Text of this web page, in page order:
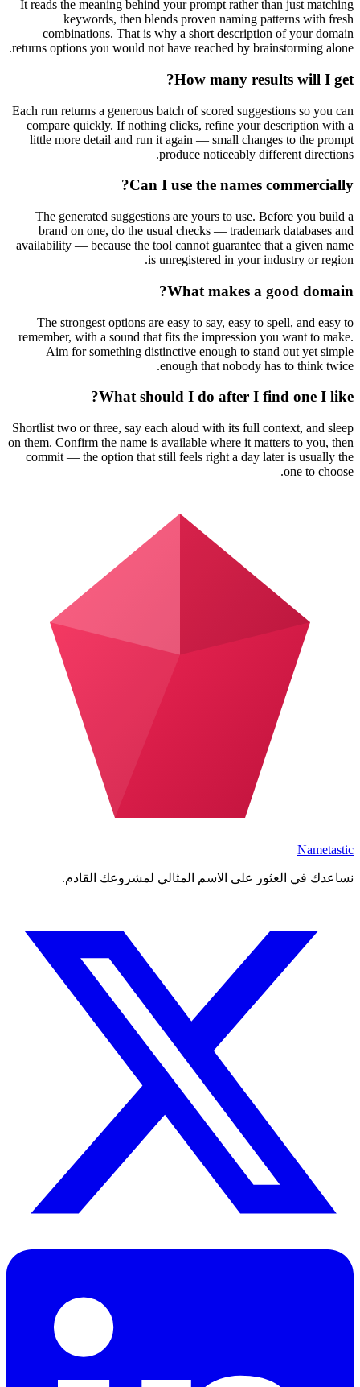
It reads the meaning behind your prompt rather than just matching
keywords, then blends proven naming patterns with fresh
combinations. That is why a short description of your domain
returns options you would not have reached by brainstorming alone.
How many results will I get?
Each run returns a generous batch of scored suggestions so you can
compare quickly. If nothing clicks, refine your description with a
little more detail and run it again — small changes to the prompt
produce noticeably different directions.
Can I use the names commercially?
The generated suggestions are yours to use. Before you build a
brand on one, do the usual checks — trademark databases and
availability — because the tool cannot guarantee that a given name
is unregistered in your industry or region.
What makes a good domain?
The strongest options are easy to say, easy to spell, and easy to
remember, with a sound that fits the impression you want to make.
Aim for something distinctive enough to stand out yet simple
enough that nobody has to think twice.
What should I do after I find one I like?
Shortlist two or three, say each aloud with its full context, and sleep
on them. Confirm the name is available where it matters to you, then
commit — the option that still feels right a day later is usually the
one to choose.
Nametastic
نساعدك في العثور على الاسم المثالي لمشروعك القادم.